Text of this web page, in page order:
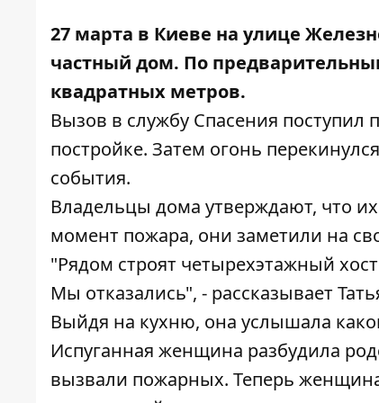
27 марта в Киеве на улице
частный дом. По
квадратных метров.
Вызов в службу Спасения
постройке. Затем огонь
события.
Владельцы дома утверждают, что
момент пожара, они заметили на
"Рядом строят четырехэтажный
Мы отказались", - рассказывает
Выйдя на кухню, она услышала
Испуганная женщина разбудила
вызвали пожарных. Теперь